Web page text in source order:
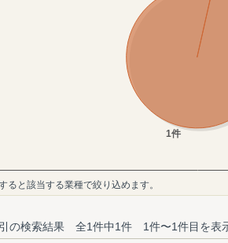
ると該当する業種で絞り込めます。
の検索結果 全1件中1件 1件〜1件目を表